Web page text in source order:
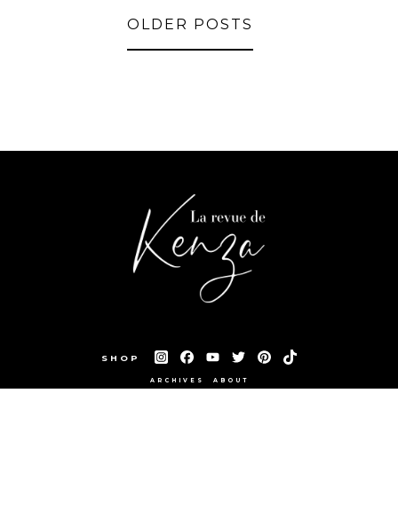
OLDER POSTS
SHOP
ARCHIVES ABOUT